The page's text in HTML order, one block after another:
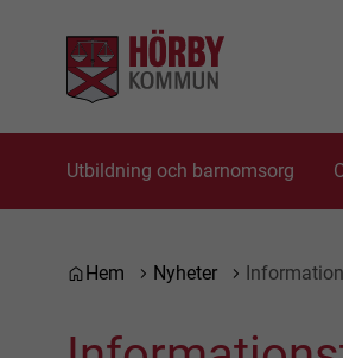
Gå till innehåll
Gå till huvudmeny
Utbildning och barnomsorg
Du är här:
Hem Nyheter